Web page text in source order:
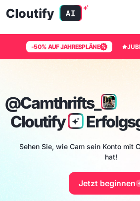
-50% AUF JAHRESPLÄNE
@Camthrifts_
Cloutify
Sehen Sie, wie Cam sein Konto mit
hat!
Jetzt beginnen